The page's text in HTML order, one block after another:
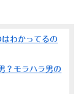
はわかってるの
？モラハラ男の